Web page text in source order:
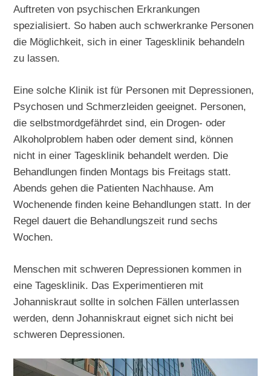
Auftreten von psychischen Erkrankungen
spezialisiert. So haben auch schwerkranke Personen
die Möglichkeit, sich in einer Tagesklinik behandeln
zu lassen.
Eine solche Klinik ist für Personen mit Depressionen,
Psychosen und Schmerzleiden geeignet. Personen,
die selbstmordgefährdet sind, ein Drogen- oder
Alkoholproblem haben oder dement sind, können
nicht in einer Tagesklinik behandelt werden. Die
Behandlungen finden Montags bis Freitags statt.
Abends gehen die Patienten Nachhause. Am
Wochenende finden keine Behandlungen statt. In der
Regel dauert die Behandlungszeit rund sechs
Wochen.
Menschen mit schweren Depressionen kommen in
eine Tagesklinik. Das Experimentieren mit
Johanniskraut sollte in solchen Fällen unterlassen
werden, denn Johanniskraut eignet sich nicht bei
schweren Depressionen.